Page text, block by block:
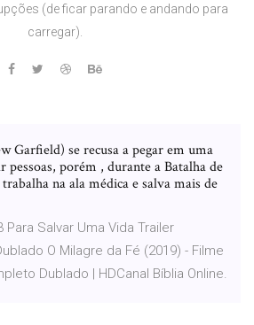
(de ficar parando e andando para
carregar).
Garfield) se recusa a pegar em uma
pessoas, porém , durante a Batalha de
na ala médica e salva mais de
Para Salvar Uma Vida Trailer
O Milagre da Fé (2019) - Filme
Dublado | HDCanal Bíblia Online.